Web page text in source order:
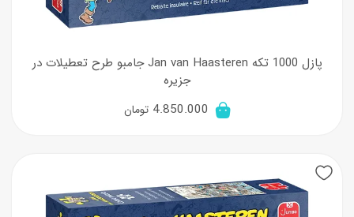
پازل 1000 تکه Jan van Haasteren جامبو طرح تعطیلات در
جزیره
4.850.000 تومان